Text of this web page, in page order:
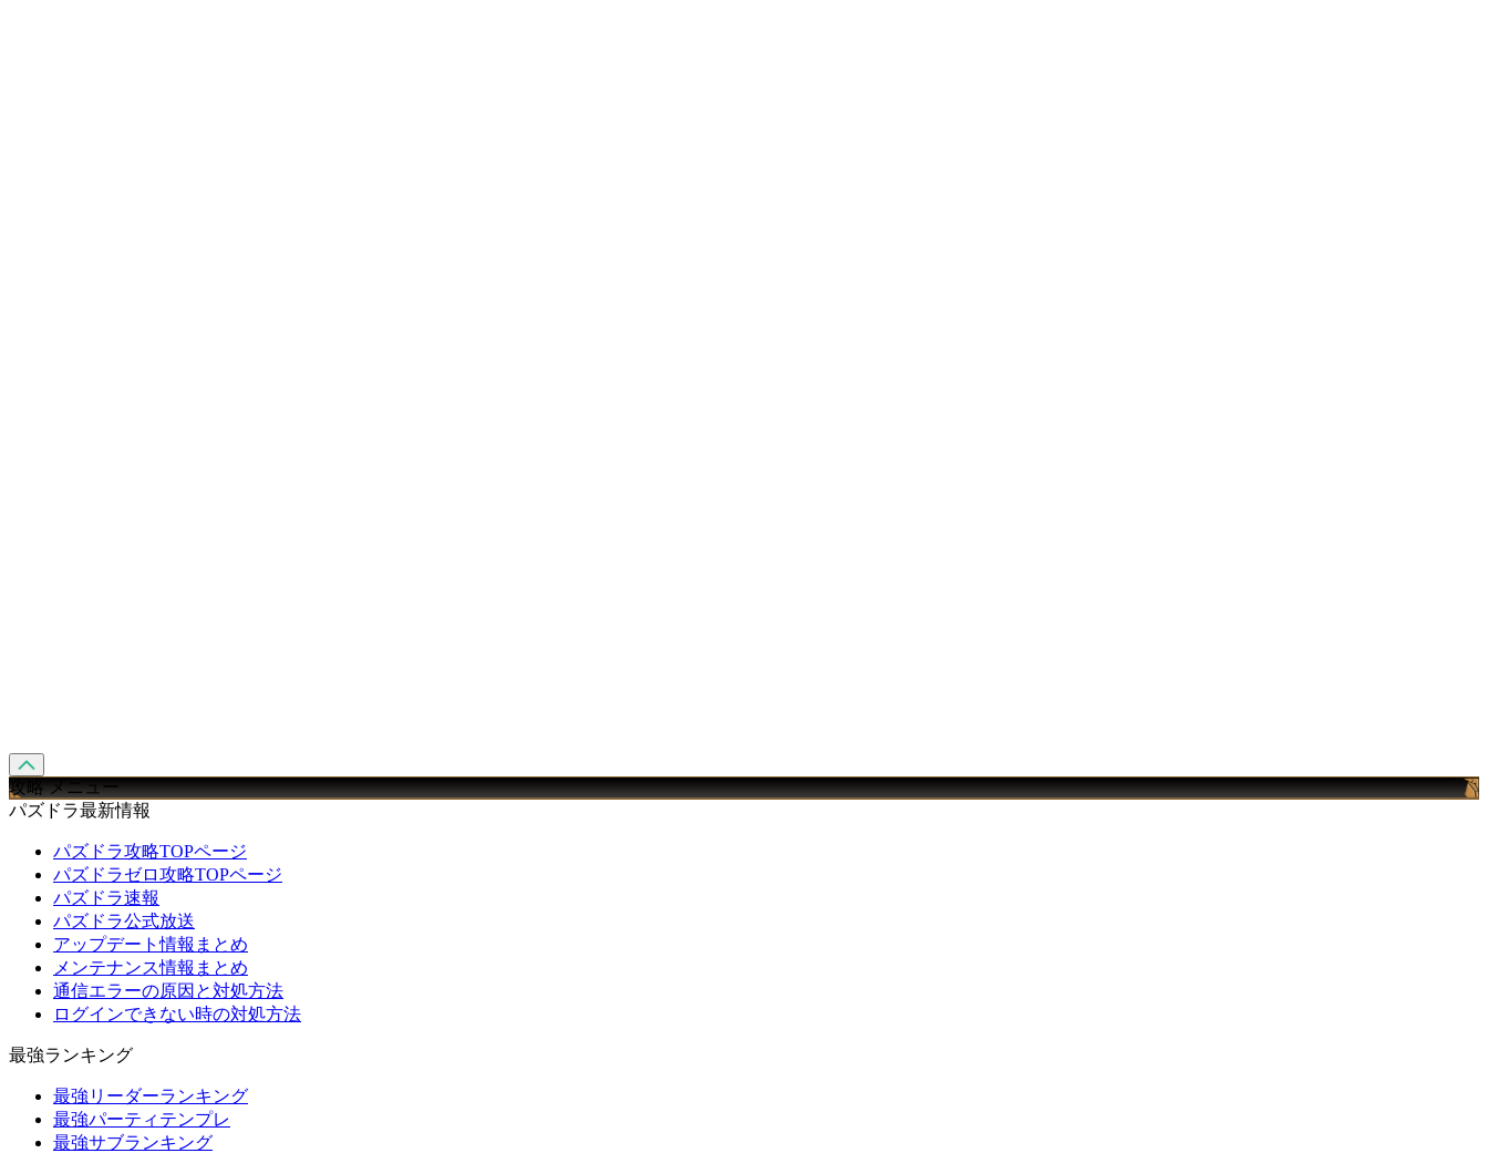
攻略 メニュー
パズドラ最新情報
パズドラ攻略TOPページ
パズドラゼロ攻略TOPページ
パズドラ速報
パズドラ公式放送
アップデート情報まとめ
メンテナンス情報まとめ
通信エラーの原因と対処方法
ログインできない時の対処方法
最強ランキング
最強リーダーランキング
最強パーティテンプレ
最強サブランキング